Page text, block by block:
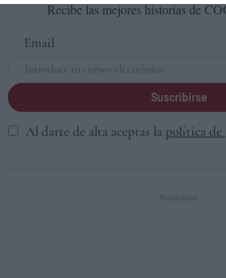
Recibe las mejores historias de
Email
Suscribirse
Al darte de alta aceptas la política de